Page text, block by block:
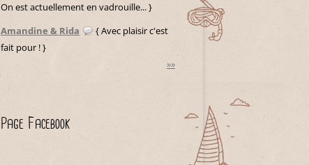
On est actuellement en vadrouille... }
Amandine & Rida
{ Avec plaisir c'est
fait pour ! }
»»
Page Facebook